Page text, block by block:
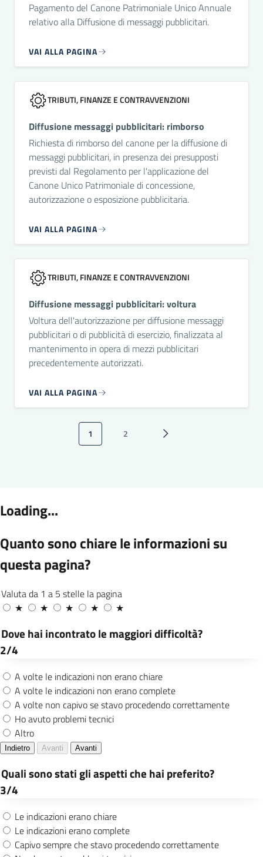
Pagamento del Canone Patrimoniale Unico Annuale
relativo alla Diffusione di messaggi pubblicitari.
VAI ALLA PAGINA
TRIBUTI, FINANZE E CONTRAVVENZIONI
Diffusione messaggi pubblicitari: rimborso
Richiesta di rimborso del canone per la diffusione di
messaggi pubblicitari, in presenza dei presupposti
previsti dal Regolamento per l'applicazione del
Canone Unico Patrimoniale di concessione,
autorizzazione o esposizione pubblicitaria.
VAI ALLA PAGINA
TRIBUTI, FINANZE E CONTRAVVENZIONI
Diffusione messaggi pubblicitari: voltura
Voltura dell'autorizzazione per diffusione messaggi
pubblicitari o di pubblicità di esercizio, finalizzata al
mantenimento in opera di mezzi pubblicitari
precedentemente autorizzati.
VAI ALLA PAGINA
Paginazione
Pagina attuale
1 Pagina
2 Pagina successiva